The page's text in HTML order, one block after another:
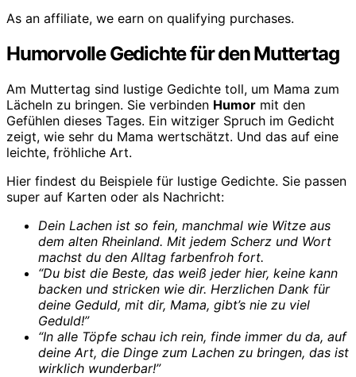
As an affiliate, we earn on qualifying purchases.
Humorvolle Gedichte für den Muttertag
Am Muttertag sind lustige Gedichte toll, um Mama zum
Lächeln zu bringen. Sie verbinden Humor mit den
Gefühlen dieses Tages. Ein witziger Spruch im Gedicht
zeigt, wie sehr du Mama wertschätzt. Und das auf eine
leichte, fröhliche Art.
Hier findest du Beispiele für lustige Gedichte. Sie passen
super auf Karten oder als Nachricht:
Dein Lachen ist so fein, manchmal wie Witze aus
dem alten Rheinland. Mit jedem Scherz und Wort
machst du den Alltag farbenfroh fort.
“Du bist die Beste, das weiß jeder hier, keine kann
backen und stricken wie dir. Herzlichen Dank für
deine Geduld, mit dir, Mama, gibt’s nie zu viel
Geduld!”
“In alle Töpfe schau ich rein, finde immer du da, auf
deine Art, die Dinge zum Lachen zu bringen, das ist
wirklich wunderbar!”